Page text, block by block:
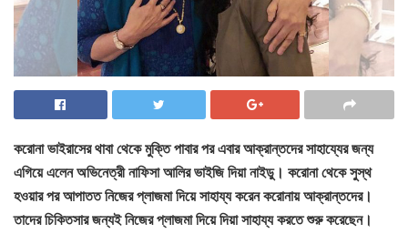
করোনা ভাইরাসের থাবা থেকে মুক্তি পাবার পর এবার আক্রান্তদের সাহায্যের জন্য
এগিয়ে এলেন অভিনেত্রী নাফিসা আলির ভাইজি দিয়া নাইডু। করোনা থেকে সুস্থ
হওয়ার পর আপাতত নিজের প্লাজমা দিয়ে সাহায্য করেন করোনায় আক্রান্তদের।
তাদের চিকিতসার জন্যই নিজের প্লাজমা দিয়ে দিয়া সাহায্য করতে শুরু করেছেন।